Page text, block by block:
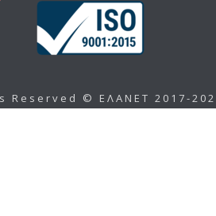
Reserved © ΕΛΑΝΕΤ 2017-